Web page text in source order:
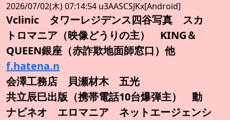
2026/07/02(木) 07:14:54 u3AASCSJKx[Android]
Vclinic タワーレジデンス四谷写真 スカ
トロマニア（映像どうりの主） KING＆
QUEEN銀座（赤詐欺地面師窓口）他
f.hatena.n
会澤工務店 貝瀬材木 五光
共立辰巳出版（携帯電話10台爆弾主） 動
ナビネオ エロマニア ネットエージェンシ